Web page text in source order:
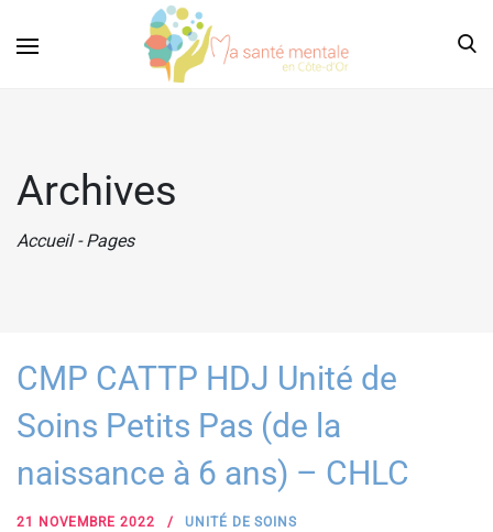
Archives
Accueil - Pages
CMP CATTP HDJ Unité de
Soins Petits Pas (de la
naissance à 6 ans) – CHLC
21 NOVEMBRE 2022 UNITÉ DE SOINS